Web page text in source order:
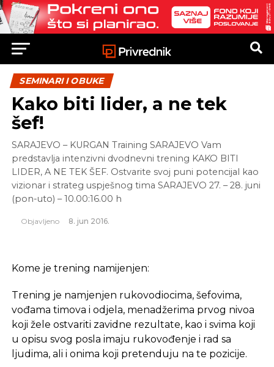
SEMINARI I OBUKE
Kako biti lider, a ne tek
šef!
SARAJEVO – KURGAN Training SARAJEVO Vam
predstavlja intenzivni dvodnevni trening KAKO BITI
LIDER, A NE TEK ŠEF. Ostvarite svoj puni potencijal kao
vizionar i strateg uspješnog tima SARAJEVO 27. – 28. juni
(pon-uto) – 10.00:16.00 h
Objavljeno 8. jun 2016.
Kome je trening namijenjen:
Trening je namjenjen rukovodiocima, šefovima,
vođama timova i odjela, menadžerima prvog nivoa
koji žele ostvariti zavidne rezultate, kao i svima koji
u opisu svog posla imaju rukovođenje i rad sa
ljudima, ali i onima koji pretenduju na te pozicije.